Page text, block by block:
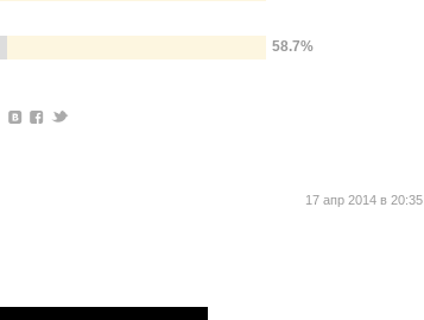
58.7%
17 апр 2014 в 20:35